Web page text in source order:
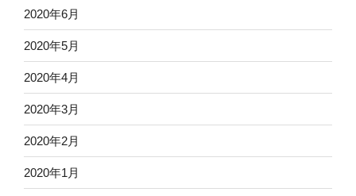
2020年6月
2020年5月
2020年4月
2020年3月
2020年2月
2020年1月